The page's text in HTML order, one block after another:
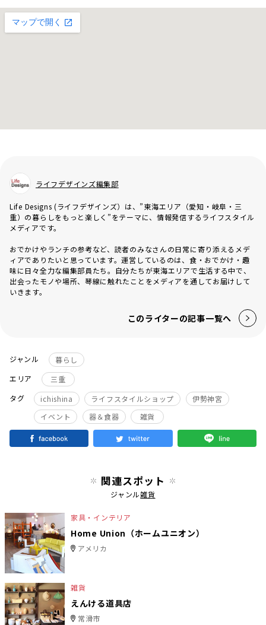
ライフデザインズ編集部
Life Designs (ライフデザインズ）は、”東海エリア（愛知・岐阜・三
重）の暮らしをもっと楽しく”をテーマに、情報発信するライフスタイル
メディアです。
おでかけやランチの参考など、読者のみなさんの日常に寄り添えるメデ
ィアでありたいと思っています。運営しているのは、食・おでかけ・趣
味に日々全力な編集部員たち。自分たちが東海エリアで生活する中で、
出会ったモノや場所、琴線に触れたことをメディアを通してお届けして
いきます。
このライターの記事一覧へ
ジャンル
暮らし
エリア
三重
タグ
ichishina ライフスタイルショップ
伊勢神宮
イベント
器＆食器 雑貨
関連スポット
ジャンル雑貨
家具・インテリア
Home Union（ホームユニオン）
アメリカ
雑貨
えんける道具店
常滑市